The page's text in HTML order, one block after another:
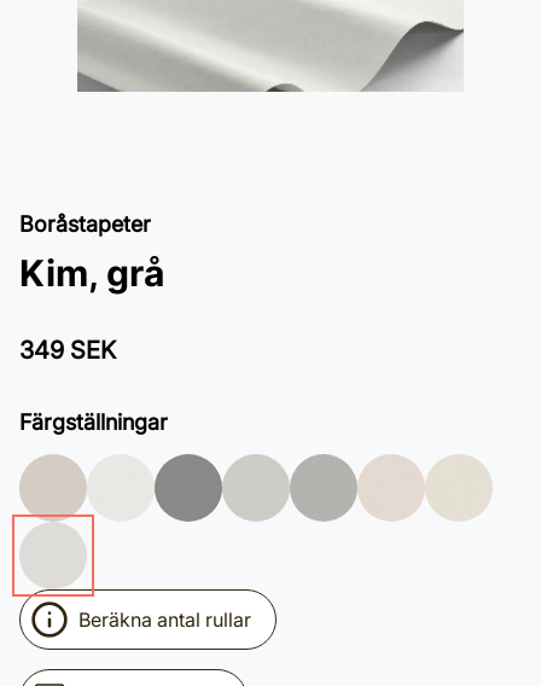
Boråstapeter
Kim, grå
349 SEK
Färgställningar
Beräkna antal rullar